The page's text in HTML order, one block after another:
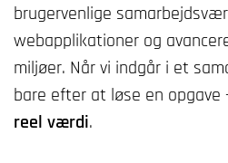
brugervenlige
webapplikationer og
miljøer. Når vi indgår i et
bare efter at løse en opgave
reel værdi.